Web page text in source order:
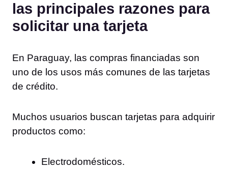
las principales razones para
solicitar una tarjeta
En Paraguay, las compras financiadas son
uno de los usos más comunes de las tarjetas
de crédito.
Muchos usuarios buscan tarjetas para adquirir
productos como:
Electrodomésticos.